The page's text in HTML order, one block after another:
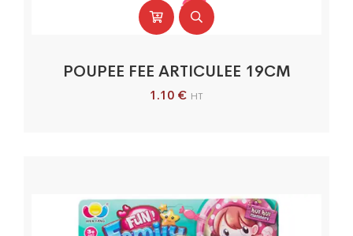
POUPEE FEE ARTICULEE 19CM
1.10 € HT